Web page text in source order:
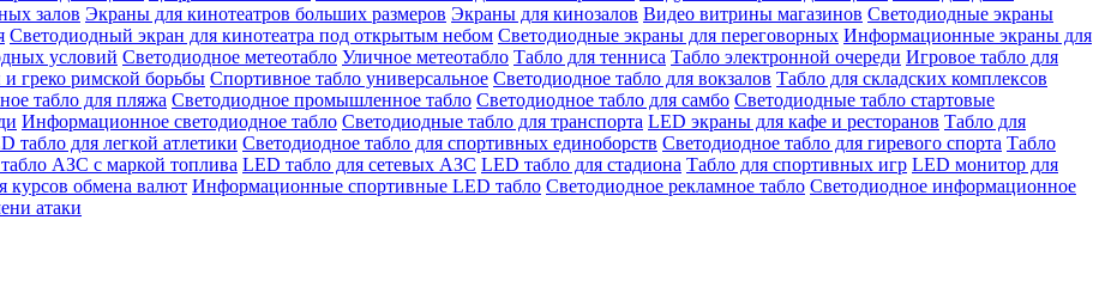
залов Экраны для кинотеатров больших размеров Экраны для кинозалов Видео витрины магазинов Светодиодные экраны
Светодиодный экран для кинотеатра под открытым небом Светодиодные экраны для переговорных Информационные экраны для
условий Светодиодное метеотабло Уличное метеотабло Табло для тенниса Табло электронной очереди Игровое табло для
греко римской борьбы Спортивное табло универсальное Светодиодное табло для вокзалов Табло для складских комплексов
табло для пляжа Светодиодное промышленное табло Светодиодное табло для самбо Светодиодные табло стартовые
Информационное светодиодное табло Светодиодные табло для транспорта LED экраны для кафе и ресторанов Табло для
табло для легкой атлетики Светодиодное табло для спортивных единоборств Светодиодное табло для гиревого спорта Табло
АЗС с маркой топлива LED табло для сетевых АЗС LED табло для стадиона Табло для спортивных игр LED монитор для
курсов обмена валют Информационные спортивные LED табло Светодиодное рекламное табло Светодиодное информационное
атаки